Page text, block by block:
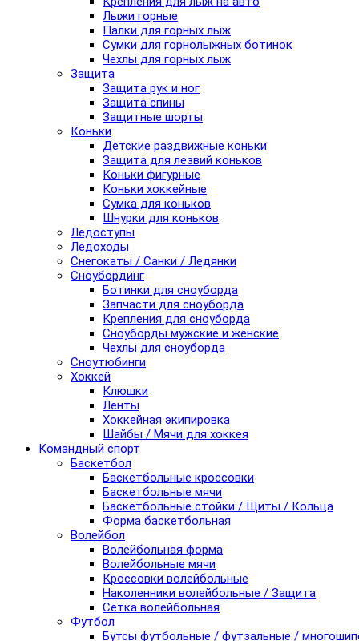
Лыжи горные
Палки для горных лыж
Сумки для горнолыжных ботинок
Чехлы для горных лыж
Защита
Защита рук и ног
Защита спины
Защитные шорты
Коньки
Детские раздвижные коньки
Защита для лезвий коньков
Коньки фигурные
Коньки хоккейные
Сумка для коньков
Шнурки для коньков
Ледоступы
Ледоходы
Снегокаты / Санки / Ледянки
Сноубординг
Ботинки для сноуборда
Запчасти для сноуборда
Крепления для сноуборда
Сноуборды мужские и женские
Чехлы для сноуборда
Сноутюбинги
Хоккей
Клюшки
Ленты
Хоккейная экипировка
Шайбы / Мячи для хоккея
Командный спорт
Баскетбол
Баскетбольные кроссовки
Баскетбольные мячи
Баскетбольные стойки / Щиты / Кольца
Форма баскетбольная
Волейбол
Волейбольная форма
Волейбольные мячи
Кроссовки волейбольные
Наколенники волейбольные / Защита
Сетка волейбольная
Футбол
Бутсы футбольные / футзальные /